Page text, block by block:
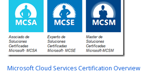
Microsoft Cloud Services Certification Overview